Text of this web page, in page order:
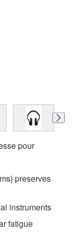
pour
preserves
instruments
fatigue